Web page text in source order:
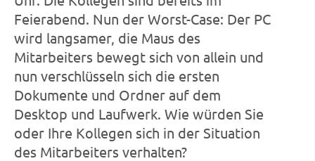
Feierabend. Nun der Worst-Case: Der PC
wird langsamer, die Maus des
Mitarbeiters bewegt sich von allein und
nun verschlüsseln sich die ersten
Dokumente und Ordner auf dem
Desktop und Laufwerk. Wie würden Sie
oder Ihre Kollegen sich in der Situation
des Mitarbeiters verhalten?